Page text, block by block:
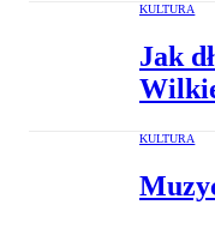
KULTURA
Jak
KULTURA